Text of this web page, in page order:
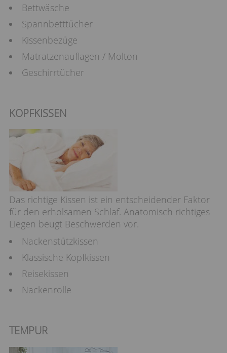
Bettwäsche
Spannbetttücher
Kissenbezüge
Matratzenauflagen / Molton
Geschirrtücher
KOPFKISSEN
Das richtige Kissen ist ein entscheidender Faktor
für den erholsamen Schlaf. Anatomisch richtiges
Liegen beugt Beschwerden vor.
Nackenstützkissen
Klassische Kopfkissen
Reisekissen
Nackenrolle
TEMPUR